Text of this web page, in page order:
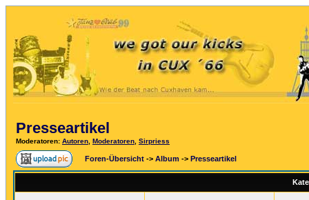
Presseartikel
Moderatoren: Autoren Moderatoren Sirpriess
Foren-Übersicht -> Album -> Presseartikel